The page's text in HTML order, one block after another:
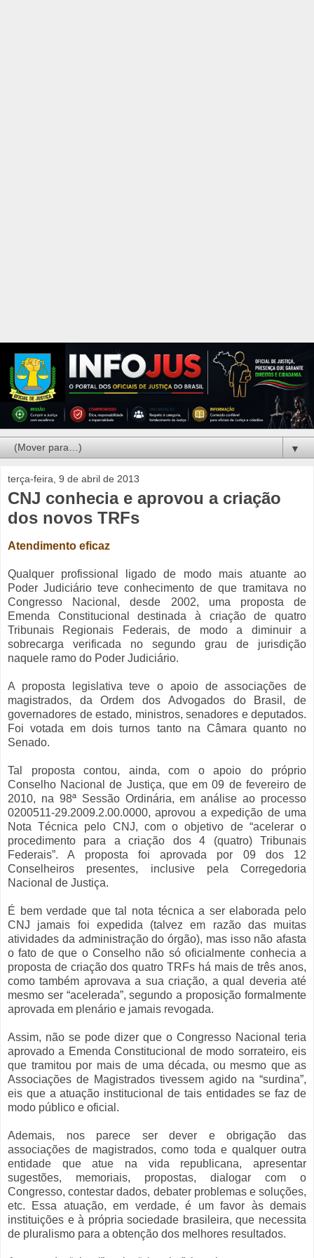
▼
terça-feira, 9 de abril de 2013
CNJ conhecia e aprovou a criação
dos novos TRFs
Atendimento eficaz
Qualquer profissional ligado de modo mais atuante ao
Poder Judiciário teve conhecimento de que tramitava no
Congresso Nacional, desde 2002, uma proposta de
Emenda Constitucional destinada à criação de quatro
Tribunais Regionais Federais, de modo a diminuir a
sobrecarga verificada no segundo grau de jurisdição
naquele ramo do Poder Judiciário.
A proposta legislativa teve o apoio de associações de
magistrados, da Ordem dos Advogados do Brasil, de
governadores de estado, ministros, senadores e deputados.
Foi votada em dois turnos tanto na Câmara quanto no
Senado.
Tal proposta contou, ainda, com o apoio do próprio
Conselho Nacional de Justiça, que em 09 de fevereiro de
2010, na 98ª Sessão Ordinária, em análise ao processo
0200511-29.2009.2.00.0000, aprovou a expedição de uma
Nota Técnica pelo CNJ, com o objetivo de “acelerar o
procedimento para a criação dos 4 (quatro) Tribunais
Federais”. A proposta foi aprovada por 09 dos 12
Conselheiros presentes, inclusive pela Corregedoria
Nacional de Justiça.
É bem verdade que tal nota técnica a ser elaborada pelo
CNJ jamais foi expedida (talvez em razão das muitas
atividades da administração do órgão), mas isso não afasta
o fato de que o Conselho não só oficialmente conhecia a
proposta de criação dos quatro TRFs há mais de três anos,
como também aprovava a sua criação, a qual deveria até
mesmo ser “acelerada”, segundo a proposição formalmente
aprovada em plenário e jamais revogada.
Assim, não se pode dizer que o Congresso Nacional teria
aprovado a Emenda Constitucional de modo sorrateiro, eis
que tramitou por mais de uma década, ou mesmo que as
Associações de Magistrados tivessem agido na “surdina”,
eis que a atuação institucional de tais entidades se faz de
modo público e oficial.
Ademais, nos parece ser dever e obrigação das
associações de magistrados, como toda e qualquer outra
entidade que atue na vida republicana, apresentar
sugestões, memoriais, propostas, dialogar com o
Congresso, contestar dados, debater problemas e soluções,
etc. Essa atuação, em verdade, é um favor às demais
instituições e à própria sociedade brasileira, que necessita
de pluralismo para a obtenção dos melhores resultados.